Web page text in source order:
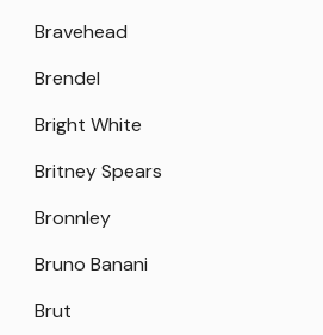
Bravehead
Brendel
Bright White
Britney Spears
Bronnley
Bruno Banani
Brut